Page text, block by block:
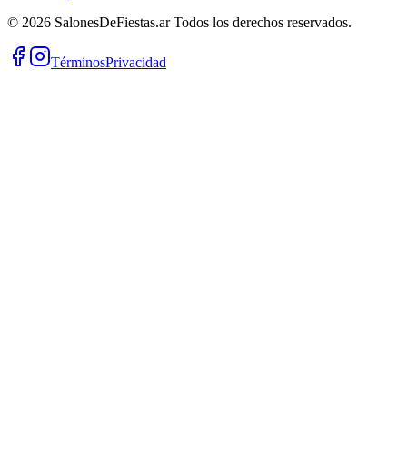
© 2026 SalonesDeFiestas.arTodos los derechos reservados.
TérminosPrivacidad